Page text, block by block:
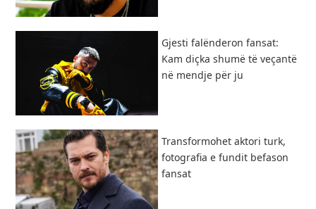
Gjesti falënderon fansat:
Kam diçka shumë të veçantë
në mendje për ju
Transformohet aktori turk,
fotografia e fundit befason
fansat